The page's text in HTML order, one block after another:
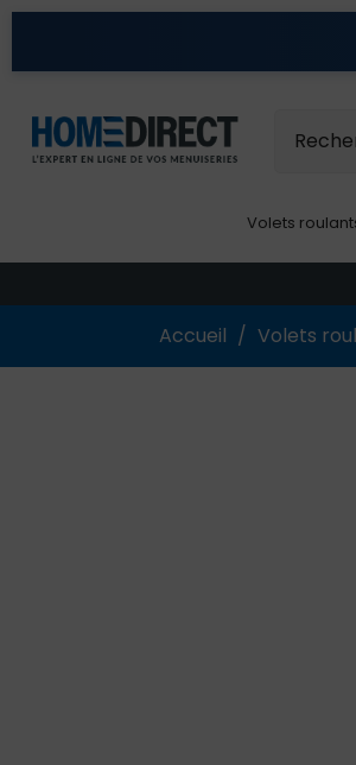
Volets
Accueil Volets